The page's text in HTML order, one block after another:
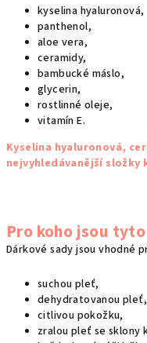
kyselina hyaluronová,
panthenol,
aloe vera,
ceramidy,
bambucké máslo,
glycerin,
rostlinné oleje,
vitamín E.
Kyselina hyaluronová,
nejvyhledávanější
Pro koho jsou
Dárkové sady jsou vhodné
suchou pleť,
dehydratovanou pleť,
citlivou pokožku,
zralou pleť se sklony